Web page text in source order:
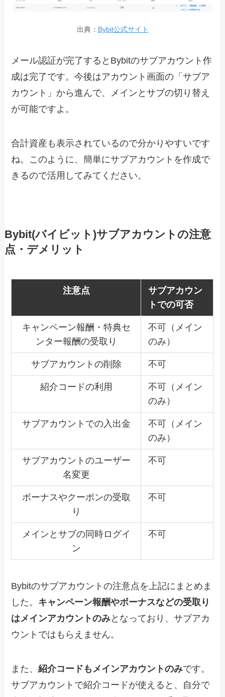
出典： Bybit公式サイト
メール認証が完了するとBybitのサブアカウント作
成は完了です。今後はアカウント画面の「サブア
カウント」から進んで、メインとサブの切り替え
が可能ですよ。
合計資産も表示されているので分かりやすいです
ね。このように、簡単にサブアカウントを作成で
きるので活用してみてください。
Bybit(バイビット)サブアカウントの注意
点・デメリット
注意点
サブアカウン
トでの可否
キャンペーン報酬・特典セ
ンター報酬の受取り
不可（メイン
のみ）
サブアカウントの削除 不可
紹介コードの利用
不可（メイン
のみ）
サブアカウントでの入出金
不可（メイン
のみ）
サブアカウントのユーザー
名変更
不可
ボーナスやクーポンの受取
り
不可
メインとサブの同時ログイ
ン
不可
Bybitのサブアカウントの注意点を上記にまとめま
した。 キャンペーン報酬やボーナスなどの受取り
はメインアカウントのみとなっており、サブアカ
ウントではもらえません。
また、紹介コードもメインアカウントのみです。
サブアカウントで紹介コードが使えると、自分で